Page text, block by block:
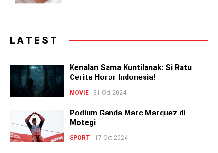
LATEST
Kenalan Sama Kuntilanak: Si Ratu
Cerita Horor Indonesia!
MOVIE 31 Oct 2024
Podium Ganda Marc Marquez di
Motegi
SPORT 17 Oct 2024